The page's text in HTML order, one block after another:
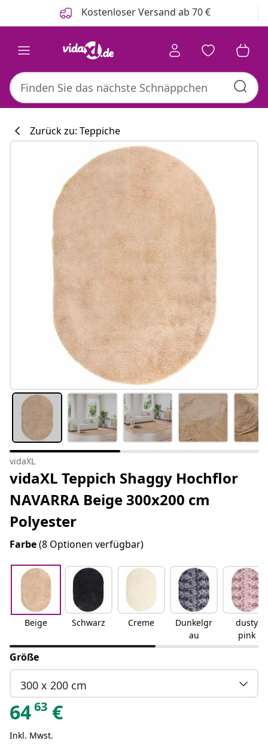
Kostenloser Versand ab 70 €
Zurück zu: Teppiche
vidaXL
vidaXL Teppich Shaggy Hochflor
NAVARRA Beige 300x200 cm
Polyester
Farbe(8 Optionen verfügbar)
Beige Schwarz Creme
Dunkelgr
au
dusty
pink
Größe
300 x 200 cm
6463 €
Inkl. Mwst.